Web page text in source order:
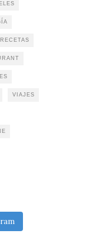
RECETAS
VIAJES